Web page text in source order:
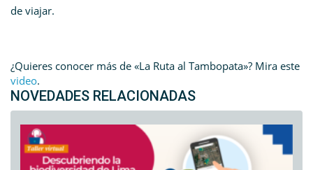
de viajar.
¿Quieres conocer más de «La Ruta al Tambopata»? Mira este
video.
NOVEDADES RELACIONADAS